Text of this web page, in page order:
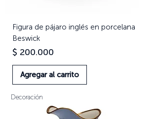
Figura de pájaro inglés en porcelana
Beswick
Precio
$ 200.000
Agregar al carrito
Decoración